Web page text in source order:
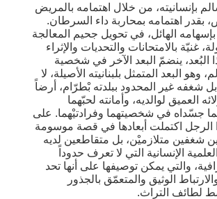
بإنسانيته، من خلال اهتمامه بالمريض
بقدر اهتمامه بمحاربة داء السرطان.
الهائل، في تحويل جحيم المعالجة
غنيّة بالامتحانات والتحديات والإثراء
البُعد، ينضمّ البعد الآخر في شخصية
وهو البعد المتمثل بلبنانيته الأصيلة، لا
بل شغفه غير المحدود ببلدته بْطرّام، أرضاً
العميق لوالديه، وأمانته لحبّهما
جسّداه في شخصيتهما وفرادتيْهما. على
الرجل اكتملت أبعادها في قصة موسومة
شغفين متلازميْن، بل متقاطعين لديه
الإنسانية التي لا تعرف حدوداً
والتي يمكن توصيفها على أنها تحد
الوثيق والمتعمّق بالجذور
لطائف التراث.